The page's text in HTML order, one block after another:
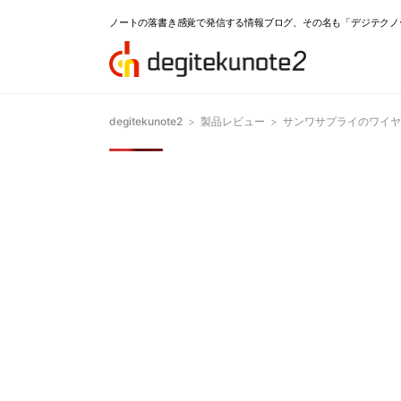
ノートの落書き感覚で発信する情報ブログ、その名も「デジテク
degitekunote2 > 製品レビュー > サンワサプライのワイ